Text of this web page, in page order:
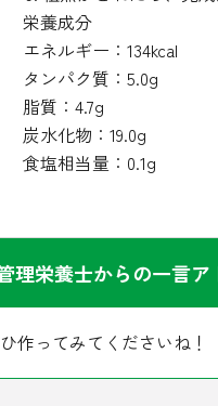
栄養成分
エネルギー：134kcal
タンパク質：5.0g
脂質：4.7g
炭水化物：19.0g
食塩相当量：0.1g
理栄養士からの一言ア
作ってみてくださいね！